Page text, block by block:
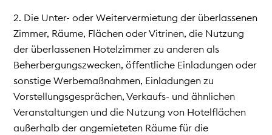
2. Die Unter- oder Weitervermietung der überlassenen
Zimmer, Räume, Flächen oder Vitrinen, die Nutzung
der überlassenen Hotelzimmer zu anderen als
Beherbergungszwecken, öffentliche Einladungen oder
sonstige Werbemaßnahmen, Einladungen zu
Vorstellungsgesprächen, Verkaufs- und ähnlichen
Veranstaltungen und die Nutzung von Hotelflächen
außerhalb der angemieteten Räume für die